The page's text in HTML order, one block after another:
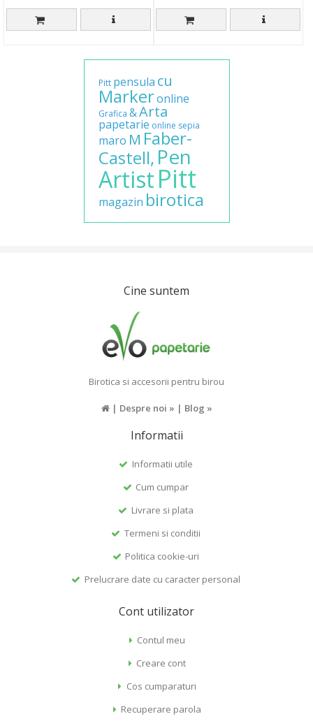
Pitt pensula cu
Markeronline
Grafica &Arta
papetarie online sepia
maro M Faber-
Castell, Pen
ArtistPitt
magazin birotica
Cine suntem
Birotica si accesorii pentru birou
| Despre noi » | Blog »
Informatii
Informatii utile
Cum cumpar
Livrare si plata
Termeni si conditii
Politica cookie-uri
Prelucrare date cu caracter personal
Cont utilizator
Contul meu
Creare cont
Cos cumparaturi
Recuperare parola